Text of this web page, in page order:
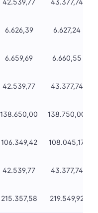
42.539,77 43.377,74
6.626,39 6.627,24
6.659,69 6.660,55
42.539,77 43.377,74
138.650,00 138.750,00
106.349,42 108.045,17
42.539,77 43.377,74
215.357,58 219.549,92